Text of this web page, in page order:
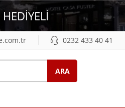
0232 433 40 41